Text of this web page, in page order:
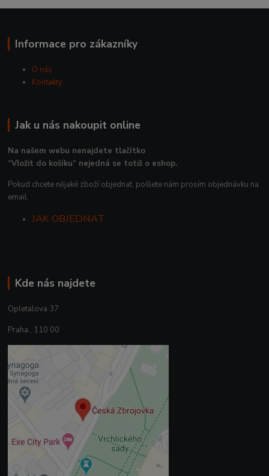
Informace pro zákazníky
O nás
Kontakty
Jak u nás nakoupit online
Na našem webu nenajdete tlačítko
“Vložit do košíku“ nejedná se totiž o eshop.
Pokud chcete nějaké zboží objednat, pošlete nám prosím objednávku na
email.
JAK OBJEDNAT
Kde nás najdete
Opletalova 37
Praha , 110 00